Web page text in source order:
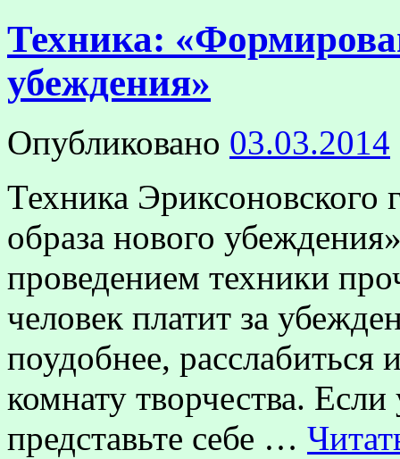
Техника:
убеждения»
Опубликовано 03.03.2014
Техника
образа нового
проведением техники
человек платит за
поудобнее, расслабиться
комнату творчества.
представьте себе …